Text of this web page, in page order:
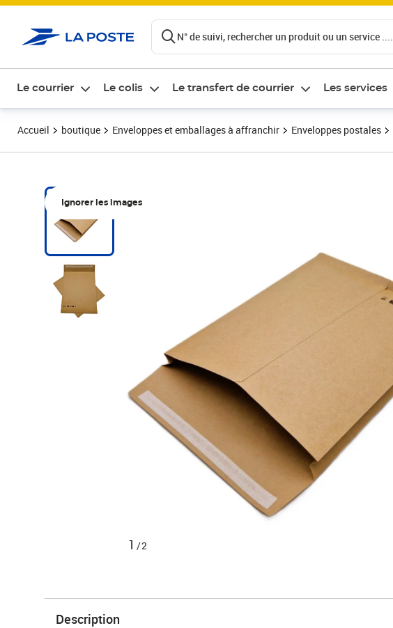
N° de suivi, rechercher un produit ou un service ....
Le courrier Le colis Le transfert de courrier Les services
Accueil boutique Enveloppes et emballages à affranchir Enveloppes postales
Ignorer les images
1 /2
Description